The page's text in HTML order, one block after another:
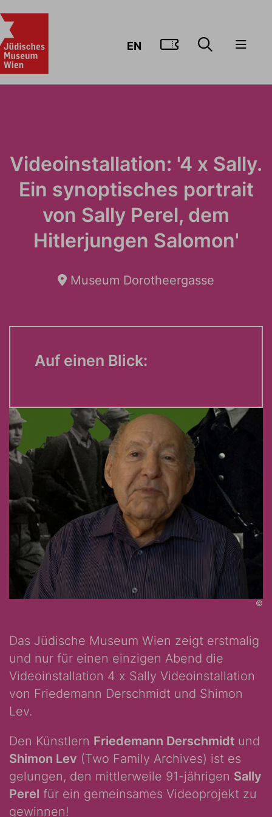
EN ZUM
Videoinstallation: '4 x Sally.
Ein synoptisches portrait
von Sally Perel, dem
Hitlerjungen Salomon'
Museum Dorotheergasse
Auf einen Blick:
©
Das Jüdische Museum Wien zeigt erstmalig
und nur für einen einzigen Abend die
Videoinstallation 4 x Sally Videoinstallation
von Friedemann Derschmidt und Shimon
Lev.
Den Künstlern Friedemann Derschmidt und
Shimon Lev (Two Family Archives) ist es
gelungen, den mittlerweile 91-jährigen Sally
Perel für ein gemeinsames Videoprojekt zu
gewinnen!